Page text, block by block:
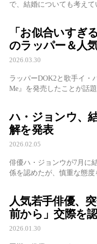
で、結婚についても考えて
「お似合いすぎ
のラッパー＆人
公表
2026.03.30
ラッパーDOK2と歌手イ・
Me』を発売したことが話題
ハ・ジョンウ、
解を発表
2026.02.05
俳優ハ・ジョンウが7月に
係を認めたが、慎重な態度
人気若手俳優、
前から」交際を
2026.01.30